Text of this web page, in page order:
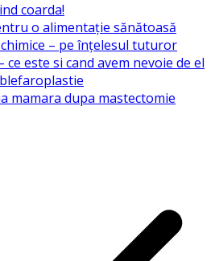
coarda!
o alimentație sănătoasă
– pe înțelesul tuturor
ce este si cand avem nevoie de el
mamara dupa mastectomie